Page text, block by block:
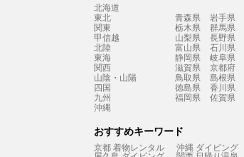
北海道
東北
青森県 岩手県
関東
栃木県 群馬県
甲信越
山梨県 長野県
北陸
富山県 石川県
東海
静岡県 岐阜県
関西
滋賀県 京都府
山陰・山陽
鳥取県 島根県
四国
徳島県 香川県
九州
福岡県 佐賀県
沖縄
おすすめキーワード
京都 着物レンタル 沖縄 ダイビング